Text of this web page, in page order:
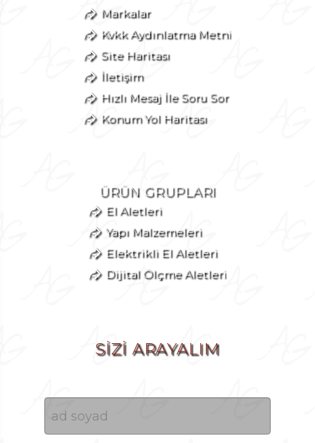
Markalar
Kvkk Aydınlatma Metni
Site Haritası
İletişim
Hızlı Mesaj İle Soru Sor
Konum Yol Haritası
ÜRÜN GRUPLARI
El Aletleri
Yapı Malzemeleri
Elektrikli El Aletleri
Dijital Ölçme Aletleri
SİZİ ARAYALIM